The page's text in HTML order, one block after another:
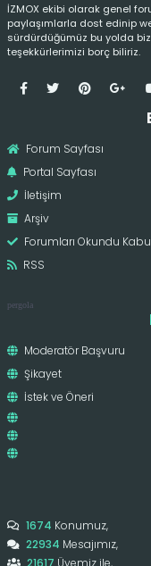
İZMOX ekibi olarak genel
paylaşımlarla dost edinip
sürdürdüğümüz bu yolda
teşekkürlerimizi borç biliriz.
Forum Sayfası
Portal Sayfası
İletişim
Arşiv
Forumları Okundu
RSS
pergola
Moderatör Başvuru
Şikayet
İstek ve Öneri
1674 Konumuz,
22934 Mesajımız,